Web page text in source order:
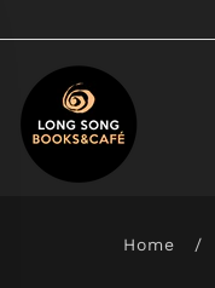
Home